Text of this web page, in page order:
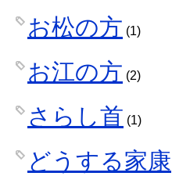
お松の方 (1)
お江の方 (2)
さらし首 (1)
どうする家康